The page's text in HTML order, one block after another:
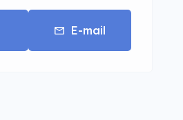
E-mail